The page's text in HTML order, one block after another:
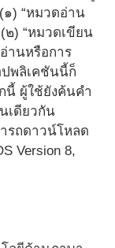
๑) “หมวดอ่าน
๒) “หมวดเขียน
านหรือการ
พลิเคชันนี้ก็
นี้ ผู้ใช้ยังค้นคำ
เดียวกัน
รถดาวน์โหลด
Version 8,